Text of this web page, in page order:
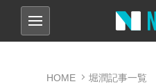
HOME 堀潤記事一覧